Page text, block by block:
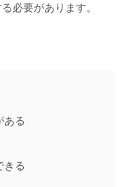
必要があります。
ある
きる